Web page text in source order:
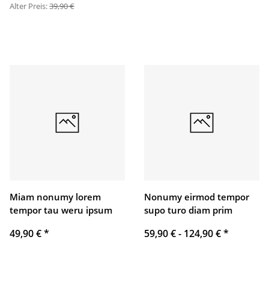
Alter Preis:39,90 €
Miam nonumy lorem
tempor tau weru ipsum
49,90 €*
Nonumy eirmod tempor
supo turo diam prim
59,90 € - 124,90 €*